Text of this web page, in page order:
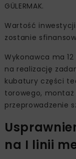
GÜLERMAK.
Wartość inwestycji
zostanie
Wykonawca ma
na realizację
kubatury części
torowego,
przeprowadzenie
na I linii